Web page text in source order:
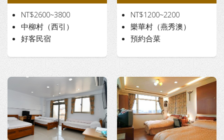
NT$2600~3800
中柳村（西引）
好客民宿
NT$1200~2200
樂華村（燕秀澳）
預約合菜